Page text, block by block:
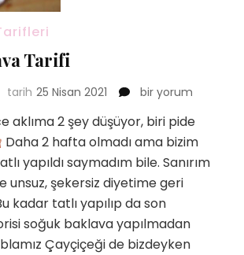
Tarifi
tarih 25 Nisan 2021
Soğuk
Tarifi
için
bir yorum
aklıma 2 şey düşüyor, biri pide
Daha 2 hafta olmadı ama bizim
yapıldı saymadım bile. Sanırım
unsuz, şekersiz diyetime geri
kadar tatlı yapılıp da son
soğuk baklava yapılmadan
Çayçiçeği de bizdeyken